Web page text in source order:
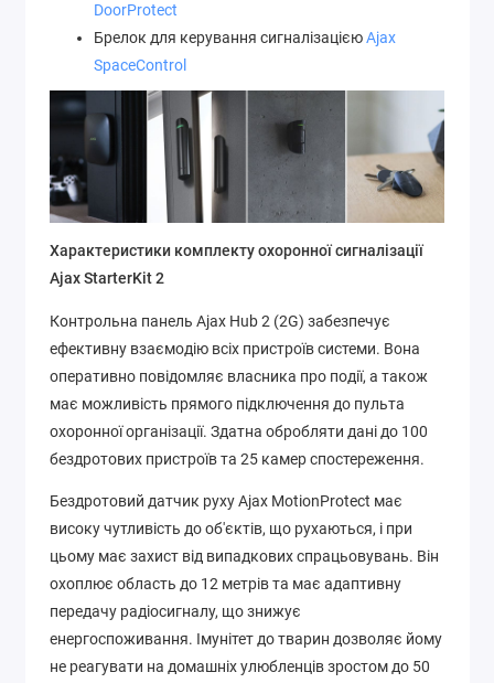
DoorProtect
Брелок для керування сигналізацієюAjax
SpaceControl
Характеристики комплекту охоронної сигналізації
Ajax StarterKit 2
Контрольна панель Ajax Hub 2 (2G) забезпечує
ефективну взаємодію всіх пристроїв системи. Вона
оперативно повідомляє власника про події, а також
має можливість прямого підключення до пульта
охоронної організації. Здатна обробляти дані до 100
бездротових пристроїв та 25 камер спостереження.
Бездротовий датчик руху Ajax MotionProtect має
високу чутливість до об'єктів, що рухаються, і при
цьому має захист від випадкових спрацьовувань. Він
охоплює область до 12 метрів та має адаптивну
передачу радіосигналу, що знижує
енергоспоживання. Імунітет до тварин дозволяє йому
не реагувати на домашніх улюбленців зростом до 50